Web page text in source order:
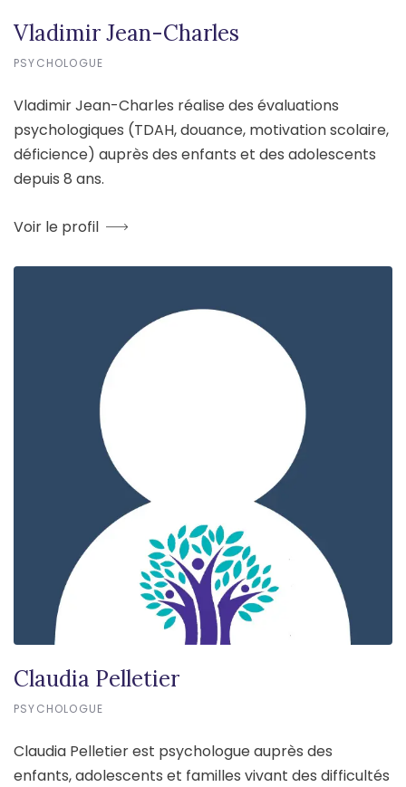
Vladimir Jean-Charles
PSYCHOLOGUE
Vladimir Jean-Charles réalise des évaluations
psychologiques (TDAH, douance, motivation scolaire,
déficience) auprès des enfants et des adolescents
depuis 8 ans.
Voir le profil
Claudia Pelletier
PSYCHOLOGUE
Claudia Pelletier est psychologue auprès des
enfants, adolescents et familles vivant des difficultés